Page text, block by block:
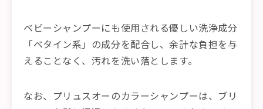
ベビーシャンプーにも使用される優しい洗浄成分
「ベタイン系」の成分を配合し、余計な負担を与
えることなく、汚れを洗い落とします。
なお、プリュスオーのカラーシャンプーは、ブリ